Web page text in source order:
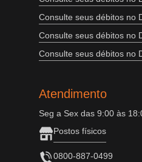
Consulte seus débitos no
Consulte seus débitos no
Consulte seus débitos no
Atendimento
Seg a Sex das 9:00 às
Postos físicos
0800-887-0499